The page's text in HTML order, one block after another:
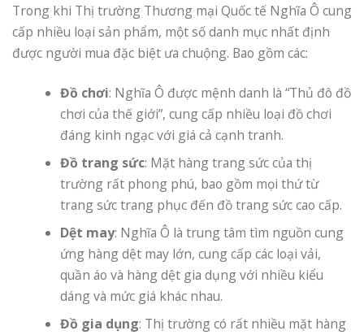
Trong khi Thị trường Thương mại Quốc tế Nghĩa Ô cung
cấp nhiều loại sản phẩm, một số danh mục nhất định
được người mua đặc biệt ưa chuộng. Bao gồm các:
Đồ chơi: Nghĩa Ô được mệnh danh là “Thủ đô đồ
chơi của thế giới”, cung cấp nhiều loại đồ chơi
đáng kinh ngạc với giá cả cạnh tranh.
Đồ trang sức: Mặt hàng trang sức của thị
trường rất phong phú, bao gồm mọi thứ từ
trang sức trang phục đến đồ trang sức cao cấp.
Dệt may: Nghĩa Ô là trung tâm tìm nguồn cung
ứng hàng dệt may lớn, cung cấp các loại vải,
quần áo và hàng dệt gia dụng với nhiều kiểu
dáng và mức giá khác nhau.
Đồ gia dụng: Thị trường có rất nhiều mặt hàng